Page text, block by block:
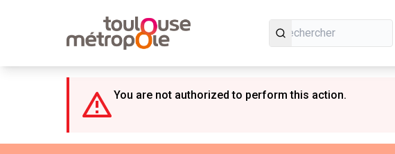
You are not authorized to perform this action.